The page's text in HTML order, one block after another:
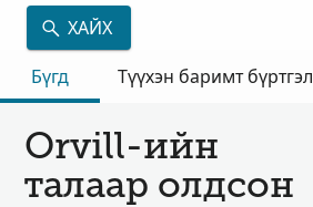
ХАЙХ
Бүгд
Түүхэн баримт бүртгэл
Orvill-ийн
талаар олдсон